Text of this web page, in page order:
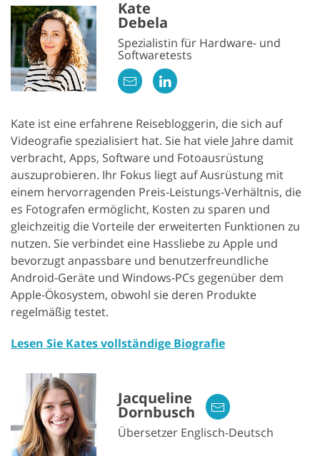
Kate
Debela
Spezialistin für Hardware- und
Softwaretests
Kate ist eine erfahrene Reisebloggerin, die sich auf
Videografie spezialisiert hat. Sie hat viele Jahre damit
verbracht, Apps, Software und Fotoausrüstung
auszuprobieren. Ihr Fokus liegt auf Ausrüstung mit
einem hervorragenden Preis-Leistungs-Verhältnis, die
es Fotografen ermöglicht, Kosten zu sparen und
gleichzeitig die Vorteile der erweiterten Funktionen zu
nutzen. Sie verbindet eine Hassliebe zu Apple und
bevorzugt anpassbare und benutzerfreundliche
Android-Geräte und Windows-PCs gegenüber dem
Apple-Ökosystem, obwohl sie deren Produkte
regelmäßig testet.
Lesen Sie Kates vollständige Biografie
Jacqueline
Dornbusch
Übersetzer Englisch-Deutsch